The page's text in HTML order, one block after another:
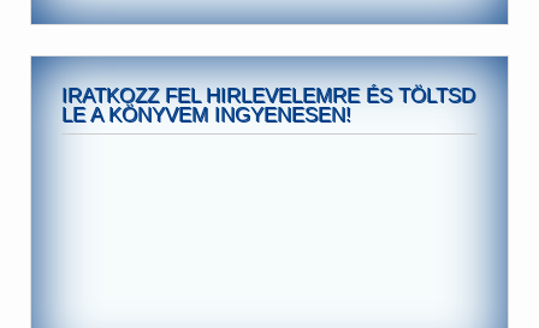
IRATKOZZ FEL HIRLEVELEMRE ÉS TÖLTSD
LE A KÖNYVEM INGYENESEN!